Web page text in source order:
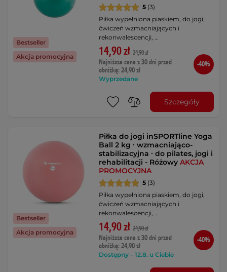
Bestseller
Akcja promocyjna
5 (3)
Piłka wypełniona piaskiem, do jogi,
ćwiczeń wzmacniających i
rekonwalescencji, …
14,90 zł 24,90 zł
Najniższa cena z 30 dni przed
obniżką: 24,90 zł
Wyprzedane
-40%
Szczegóły
Bestseller
Akcja promocyjna
Piłka do jogi inSPORTline Yoga
Ball 2 kg ∙ wzmacniająco-
stabilizacyjna ∙ do pilates, jogi i
rehabilitacji - RóżowyAKCJA
PROMOCYJNA
5 (3)
Piłka wypełniona piaskiem, do jogi,
ćwiczeń wzmacniających i
rekonwalescencji, …
14,90 zł 24,90 zł
Najniższa cena z 30 dni przed
obniżką: 24,90 zł
Dostępny – 12.8. u Ciebie
-40%